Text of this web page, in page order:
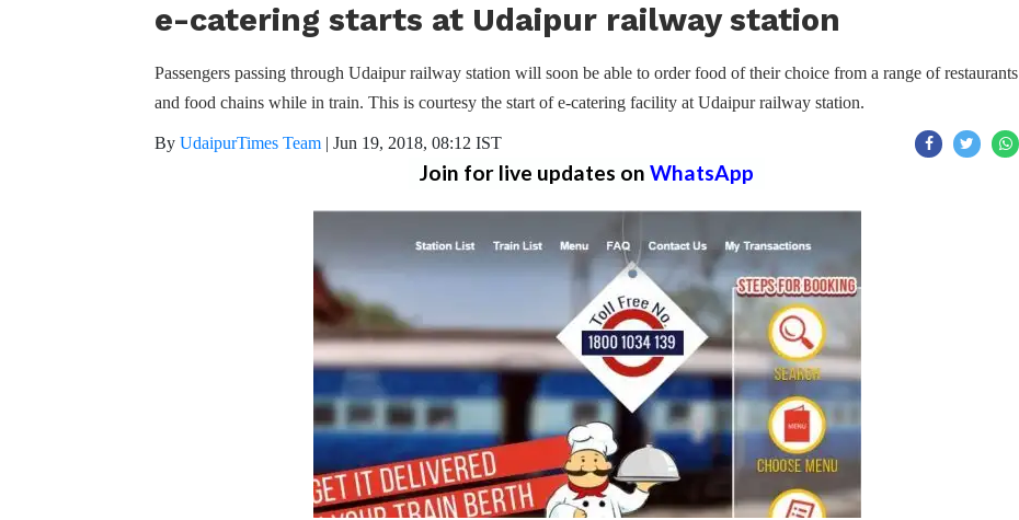
e-catering starts at Udaipur railway station
Passengers passing through Udaipur railway station will soon be able to order food of their choice from a range of restaurants
and food chains while in train. This is courtesy the start of e-catering facility at Udaipur railway station.
By UdaipurTimes Team | Jun 19, 2018, 08:12 IST
Join for live updates on WhatsApp